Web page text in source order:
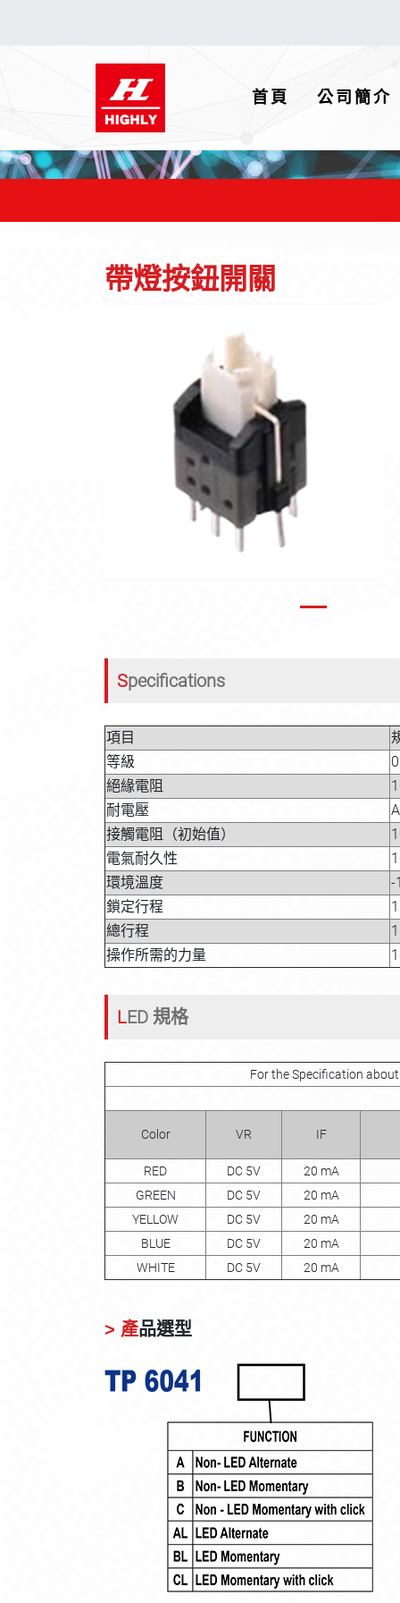
首頁 (current)
公司簡介
帶燈按鈕開關
Specifications
項目
等級
絕緣電阻
耐電壓
接觸電阻（初始值）
電氣耐久性
環境溫度
-
鎖定行程
總行程
操作所需的力量
LED 規格
For the Specification
Color VR IF
RED DC 5V
20 mA
GREEN
DC 5V
20 mA
YELLOW
DC 5V
20 mA
BLUE
DC 5V
20 mA
WHITE
DC 5V 20 mA
> 產品選型